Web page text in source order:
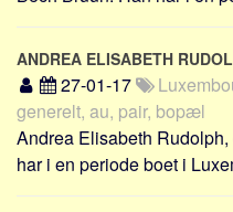
Webstedet
Forhistorien
Redigering
Tekstannoncer
Bannere
Hjælp
ANDREA ELISABETH
27-01-17
generelt, au, pair, bopæl
Andrea Elisabeth
har i en periode boet i